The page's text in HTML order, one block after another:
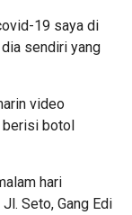
19 saya di
sendiri yang
video
berisi botol
hari
Seto, Gang Edi